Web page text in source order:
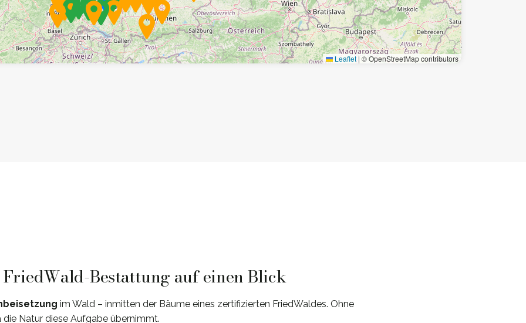
Leaflet | © OpenStreetMap contributors
Bestattung auf einen Blick
im Wald – inmitten der Bäume eines zertifizierten FriedWaldes. Ohne
Natur diese Aufgabe übernimmt.